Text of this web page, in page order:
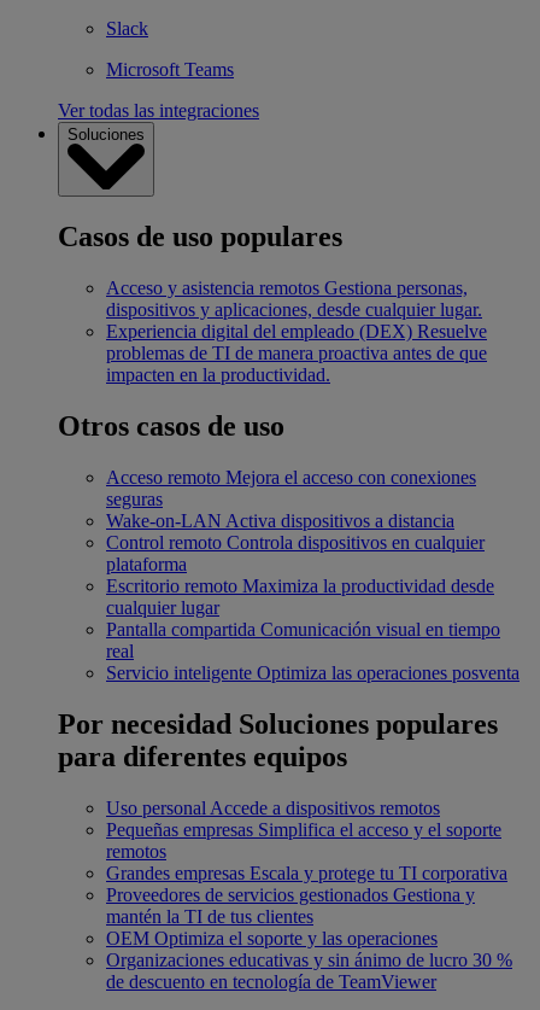
Slack
Microsoft Teams
Ver todas las integraciones
Soluciones
Casos de uso populares
Acceso y asistencia remotos Gestiona personas,
dispositivos y aplicaciones, desde cualquier lugar.
Experiencia digital del empleado (DEX) Resuelve
problemas de TI de manera proactiva antes de que
impacten en la productividad.
Otros casos de uso
Acceso remoto Mejora el acceso con conexiones
seguras
Wake-on-LAN Activa dispositivos a distancia
Control remoto Controla dispositivos en cualquier
plataforma
Escritorio remoto Maximiza la productividad desde
cualquier lugar
Pantalla compartida Comunicación visual en tiempo
real
Servicio inteligente Optimiza las operaciones posventa
Por necesidad Soluciones populares
para diferentes equipos
Uso personal Accede a dispositivos remotos
Pequeñas empresas Simplifica el acceso y el soporte
remotos
Grandes empresas Escala y protege tu TI corporativa
Proveedores de servicios gestionados Gestiona y
mantén la TI de tus clientes
OEM Optimiza el soporte y las operaciones
Organizaciones educativas y sin ánimo de lucro 30 %
de descuento en tecnología de TeamViewer